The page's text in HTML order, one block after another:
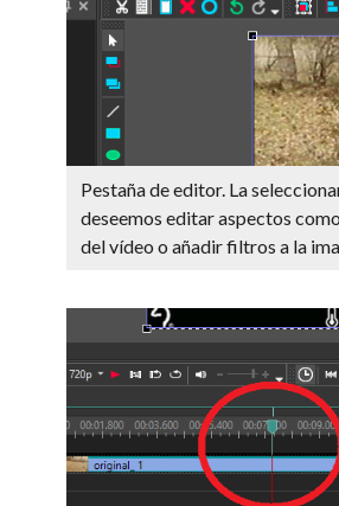
Pestaña de editor. La
deseemos editar aspectos
del vídeo o añadir filtros a la